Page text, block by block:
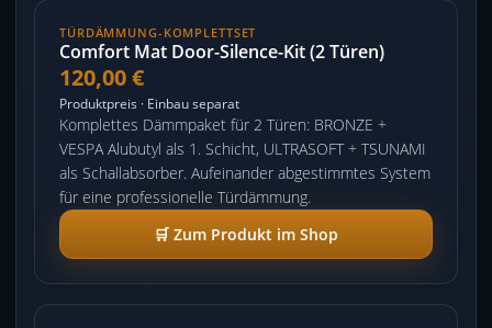
TÜRDÄMMUNG-KOMPLETTSET
Comfort Mat Door-Silence-Kit (2 Türen)
120,00 €
Produktpreis · Einbau separat
Komplettes Dämmpaket für 2 Türen: BRONZE +
VESPA Alubutyl als 1. Schicht, ULTRASOFT + TSUNAMI
als Schallabsorber. Aufeinander abgestimmtes System
für eine professionelle Türdämmung.
🛒 Zum Produkt im Shop